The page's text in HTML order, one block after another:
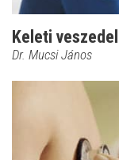
Keleti
Dr. Mucsi János